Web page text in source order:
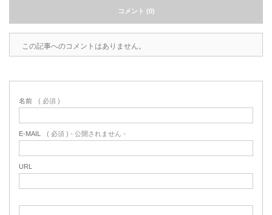
コメント (0)
この記事へのコメントはありません。
名前 ( 必須 )
E-MAIL ( 必須 ) - 公開されません -
URL